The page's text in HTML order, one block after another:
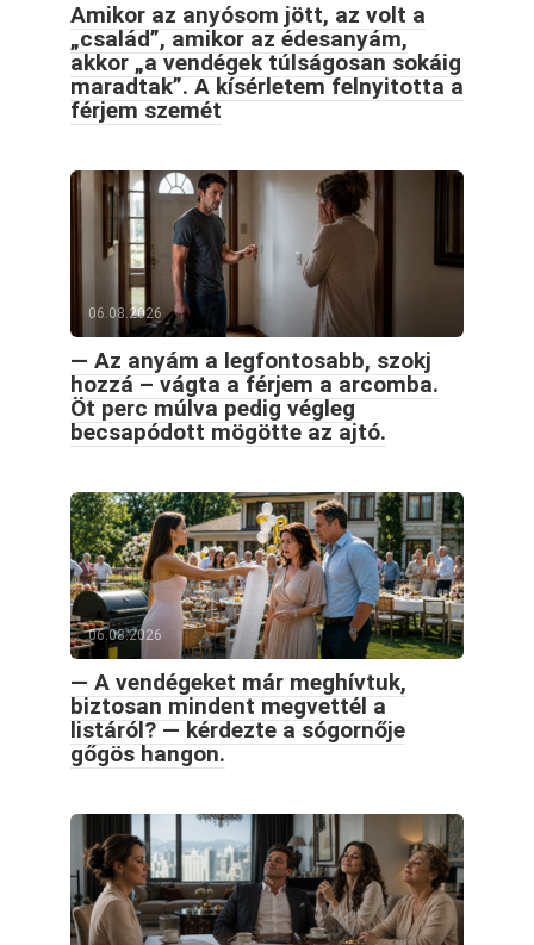
Amikor az anyósom jött, az volt a
„család”, amikor az édesanyám,
akkor „a vendégek túlságosan sokáig
maradtak”. A kísérletem felnyitotta a
férjem szemét
06.08.2026
— Az anyám a legfontosabb, szokj
hozzá – vágta a férjem a arcomba.
Öt perc múlva pedig végleg
becsapódott mögötte az ajtó.
06.08.2026
— A vendégeket már meghívtuk,
biztosan mindent megvettél a
listáról? — kérdezte a sógornője
gőgös hangon.